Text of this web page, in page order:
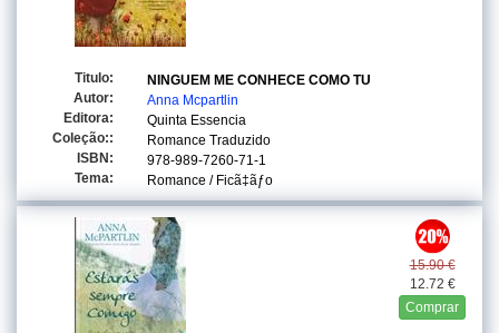
Titulo:
NINGUEM ME CONHECE COMO TU
Autor:
Anna Mcpartlin
Editora:
Quinta Essencia
Coleção::
Romance Traduzido
ISBN:
978-989-7260-71-1
Tema:
Romance / Ficã‡ãƒo
15.90 €
12.72 €
Comprar